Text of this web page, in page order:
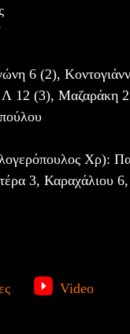
6 (2),
12 (3), Μαζαράκη
Χρ):
3, Καραχάλιου
Video